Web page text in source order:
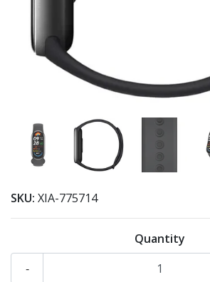
SKU: XIA-775714
Quantity
-